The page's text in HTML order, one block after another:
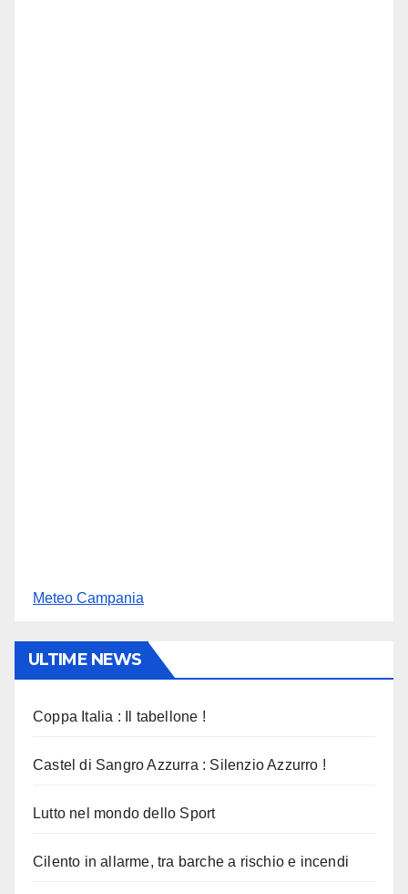
Meteo Campania
ULTIME NEWS
Coppa Italia : Il tabellone !
Castel di Sangro Azzurra : Silenzio Azzurro !
Lutto nel mondo dello Sport
Cilento in allarme, tra barche a rischio e incendi